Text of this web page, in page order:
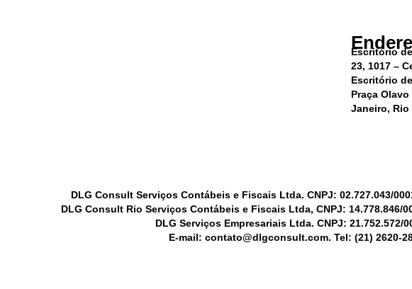
Escritório
23, 1017 –
Escritório
Praça
Janeiro, Rio
DLG Consult Serviços Contábeis e Fiscais Ltda. CNPJ: 02.727.043/
DLG Consult Rio Serviços Contábeis e Fiscais Ltda, CNPJ: 14.778.846/
DLG Serviços Empresariais Ltda. CNPJ: 21.752.572/
E-mail: contato@dlgconsult.com. Tel: (21) 2620-